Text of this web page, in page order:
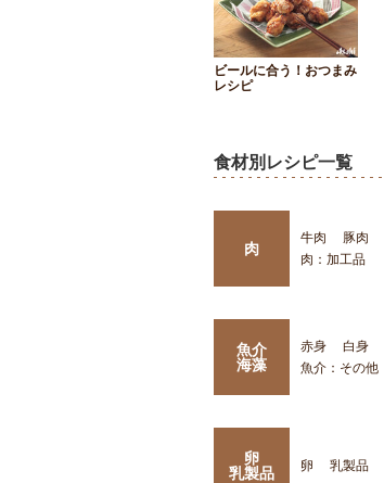
ビールに合う！おつまみ
レシピ
食材別レシピ一覧
肉
牛肉 豚肉
肉：加工品
魚介
海藻
赤身 白身
魚介：その他
卵
乳製品
卵 乳製品